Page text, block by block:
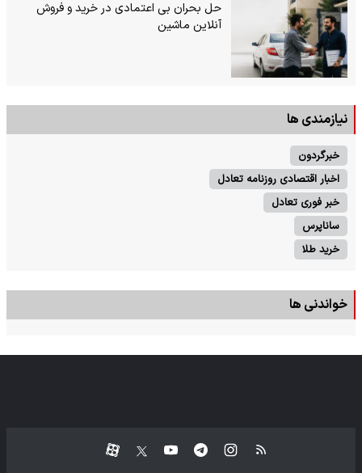
حل بحران بی‌ اعتمادی در خرید و فروش
آنلاین ماشین
نیازمندی ها
خبرگردون
اخبار اقتصادی روزنامه تعادل
خبر فوری تعادل
ساناپرس
خرید طلا
خواندنی ها